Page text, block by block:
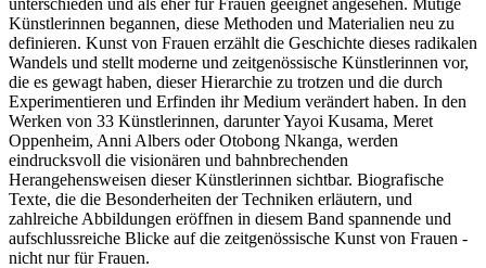
Künstlerinnen begannen, diese Methoden und Materialien neu zu
definieren. Kunst von Frauen erzählt die Geschichte dieses radikalen
Wandels und stellt moderne und zeitgenössische Künstlerinnen vor,
die es gewagt haben, dieser Hierarchie zu trotzen und die durch
Experimentieren und Erfinden ihr Medium verändert haben. In den
Werken von 33 Künstlerinnen, darunter Yayoi Kusama, Meret
Oppenheim, Anni Albers oder Otobong Nkanga, werden
eindrucksvoll die visionären und bahnbrechenden
Herangehensweisen dieser Künstlerinnen sichtbar. Biografische
Texte, die die Besonderheiten der Techniken erläutern, und
zahlreiche Abbildungen eröffnen in diesem Band spannende und
aufschlussreiche Blicke auf die zeitgenössische Kunst von Frauen -
nicht nur für Frauen.